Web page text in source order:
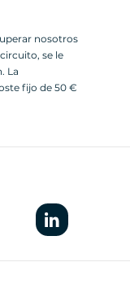
nosotros
se le
La
fijo de 50 €